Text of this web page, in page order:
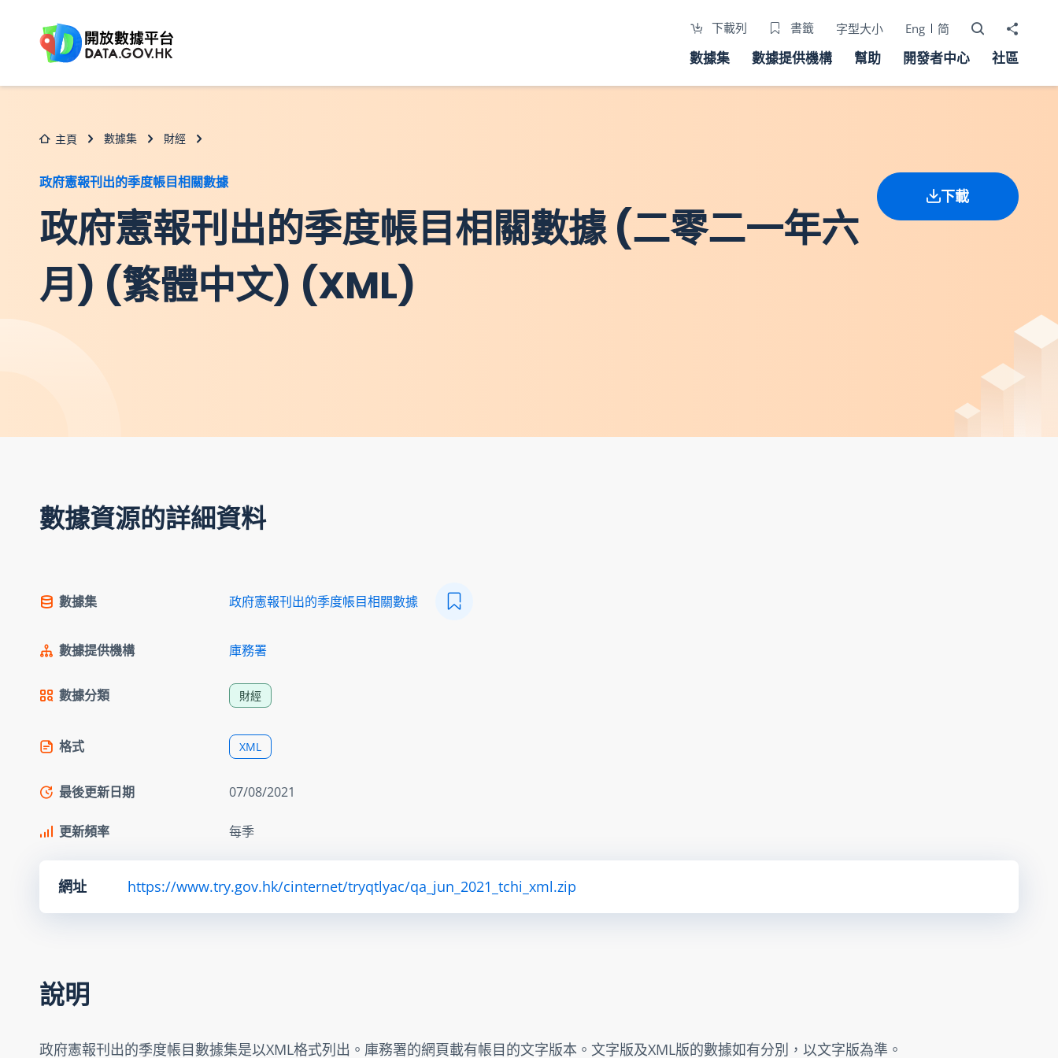
下載列 書籤 字型大小 Eng 简 打開搜尋器
分享至
數據集 數據提供機構 幫助 開發者中心 社區
主頁 數據集 財經
政府憲報刊出的季度帳目相關數據
政府憲報刊出的季度帳目相關數據 (二零二一年六
月) (繁體中文) (XML)
下載
數據資源的詳細資料
數據集 政府憲報刊出的季度帳目相關數據
數據提供機構 庫務署
數據分類 財經
格式 XML
最後更新日期 07/08/2021
更新頻率 每季
網址 https://www.try.gov.hk/cinternet/tryqtlyac/qa_jun_2021_tchi_xml.zip
說明
政府憲報刊出的季度帳目數據集是以XML格式列出。庫務署的網頁載有帳目的文字版本。文字版及XML版的數據如有分別，以文字版為準。